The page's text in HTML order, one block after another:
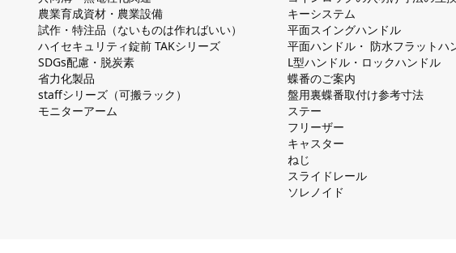
農業育成資材・農業設備
試作・特注品（ないものは作ればいい）
ハイセキュリティ錠前 TAKシリーズ
SDGs配慮・脱炭素
省力化製品
staffシリーズ（可搬ラック）
モニターアーム
キーシステム
平⾯スイングハンドル
平⾯ハンドル・ 防⽔フラットハ
L型ハンドル・ロックハンドル
蝶番のご案内
盤⽤裏蝶番取付け参考⼨法
ステー
フリーザー
キャスター
ねじ
スライドレール
ソレノイド